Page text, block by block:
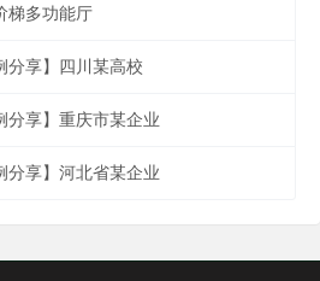
梯多功能厅
分享】四川某高校
分享】重庆市某企业
分享】河北省某企业